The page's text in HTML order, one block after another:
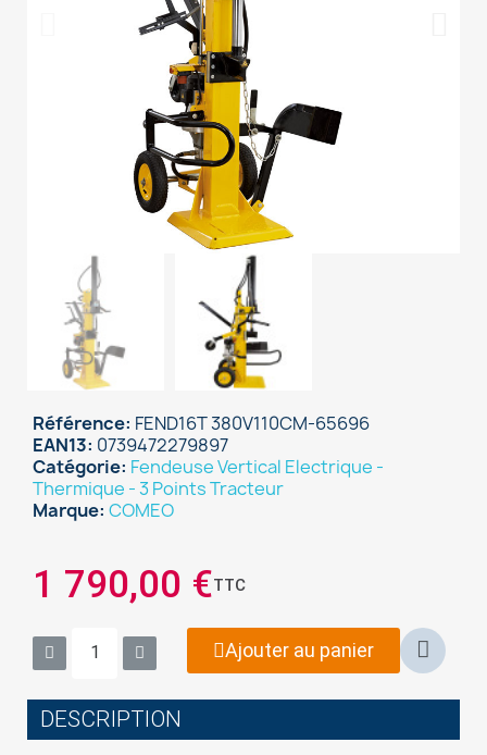
Référence FEND16T 380V110CM-65696
EAN13 0739472279897
Catégorie Fendeuse Vertical Electrique -
Thermique - 3 Points Tracteur
Marque COMEO
1 790,00 €TTC
Ajouter au panier
DESCRIPTION